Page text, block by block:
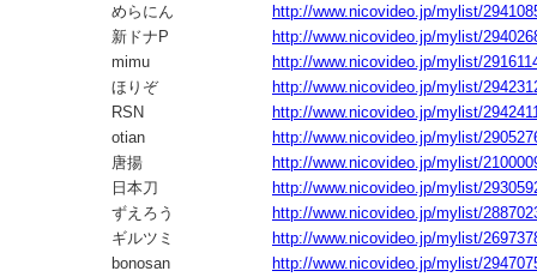
めらにん
http://www.nicovideo.jp/mylist/
新ドナP
http://www.nicovideo.jp/mylist/
mimu
http://www.nicovideo.jp/mylist/
ほりぞ
http://www.nicovideo.jp/mylist/
RSN
http://www.nicovideo.jp/mylist/
otian
http://www.nicovideo.jp/mylist/
唐揚
http://www.nicovideo.jp/mylist/
日本刀
http://www.nicovideo.jp/mylist/
ずえろう
http://www.nicovideo.jp/mylist/
ギルツミ
http://www.nicovideo.jp/mylist/
bonosan
http://www.nicovideo.jp/mylist/